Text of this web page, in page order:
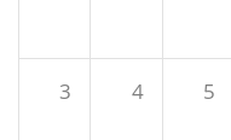
3 4 5